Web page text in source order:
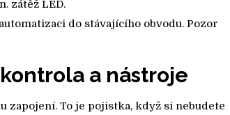
zátěž LED.
do stávajícího obvodu. Pozor
a nástroje
To je pojistka, když si nebudete